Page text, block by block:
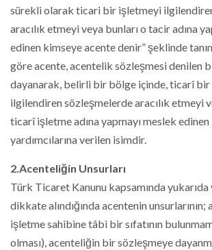
sürekli olarak ticari bir işletmeyi
aracılık etmeyi veya bunları o tacir adına
edinen kimseye acente denir” şeklinde
göre acente, acentelik sözleşmesi denilen
dayanarak, belirli bir bölge içinde, ticarî
ilgilendiren sözleşmelerde aracılık etmeyi
ticarî işletme adına yapmayı meslek edinen
yardımcılarına verilen isimdir.
2.Acenteliğin Unsurları
Türk Ticaret Kanunu kapsamında yukarıda
dikkate alındığında acentenin
işletme sahibine tâbi bir sıfatının
olması), acenteliğin bir sözleşmeye